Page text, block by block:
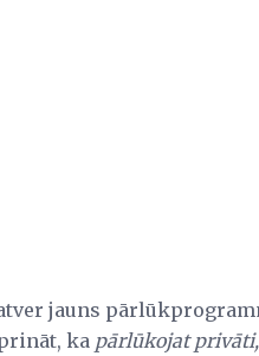
jauns
ka pārlūkojat